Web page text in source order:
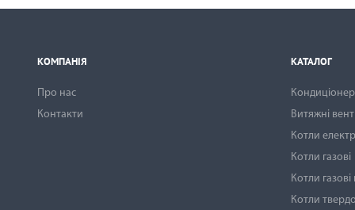
КОМПАНІЯ
Про нас
Контакти
КАТАЛОГ
Витяжні
Котли
Котли газові
Котли
Котли